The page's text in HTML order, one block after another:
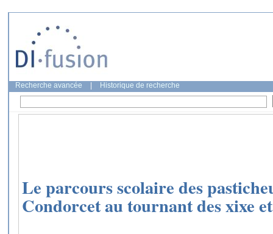
Recherche avancée Historique de recherche
Le parcours scolaire des
Condorcet au tournant des xixe